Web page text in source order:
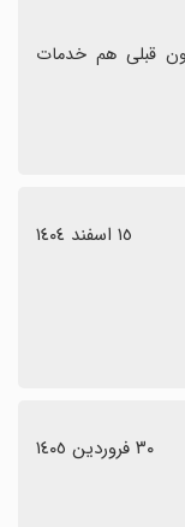
١٥ اسفند ١٤٠٤
٣٠ فروردین ١٤٠٥